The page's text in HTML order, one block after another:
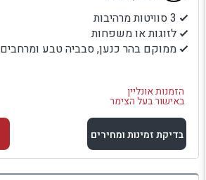
3 סוויטות מרהיבות
לזוגות או משפחות
ממוקם בהר כנען, סבביה טבע ומרחבים
הזמנות אונליין
באישור בעל הצימר
בדיקת זמינות ומחירים
למתחם זה